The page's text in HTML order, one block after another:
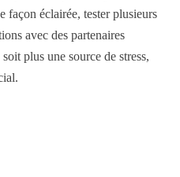
façon éclairée, tester plusieurs
avec des partenaires
plus une source de stress,